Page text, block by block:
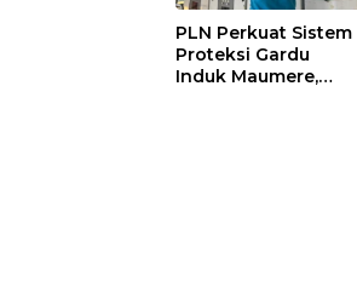
PLN Perkuat Sistem
Proteksi Gardu
Induk Maumere,